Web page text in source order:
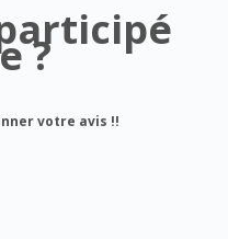
?
votre avis !!